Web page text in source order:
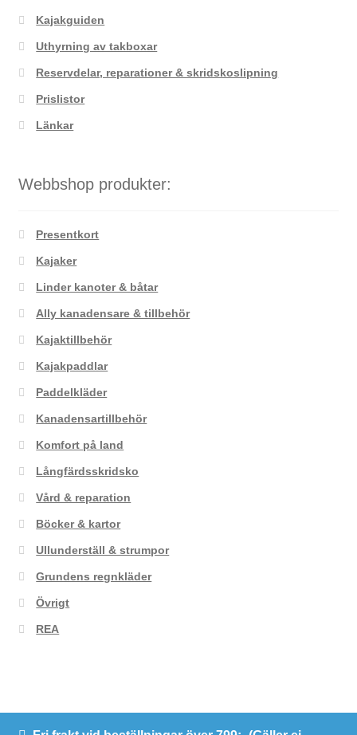
Kajakguiden
Uthyrning av takboxar
Reservdelar, reparationer & skridskoslipning
Prislistor
Länkar
Webbshop produkter:
Presentkort
Kajaker
Linder kanoter & båtar
Ally kanadensare & tillbehör
Kajaktillbehör
Kajakpaddlar
Paddelkläder
Kanadensartillbehör
Komfort på land
Långfärdsskridsko
Vård & reparation
Böcker & kartor
Ullunderställ & strumpor
Grundens regnkläder
Övrigt
REA